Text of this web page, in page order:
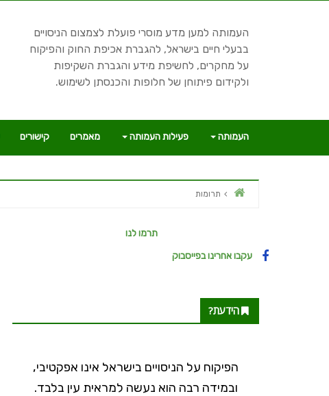
העמותה למען מדע מוסרי פועלת לצמצום הניסויים
בבעלי חיים בישראל, להגברת אכיפת החוק והפיקוח
על מחקרים, לחשיפת מידע והגברת השקיפות
ולקידום פיתוחן של חלופות והכנסתן לשימוש.
העמותה פעילות העמותה מאמרים קישורים
Home
תרומות
Secondary Sidebar
תרמו לנו
עקבו אחרינו בפייסבוק
הידעת?
הפיקוח על הניסויים בישראל אינו אפקטיבי,
ובמידה רבה הוא נעשה למראית עין בלבד.